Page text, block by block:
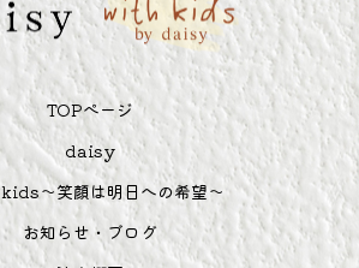
TOPぺージ
daisy
～笑顔は明日への希望～
お知らせ・ブログ